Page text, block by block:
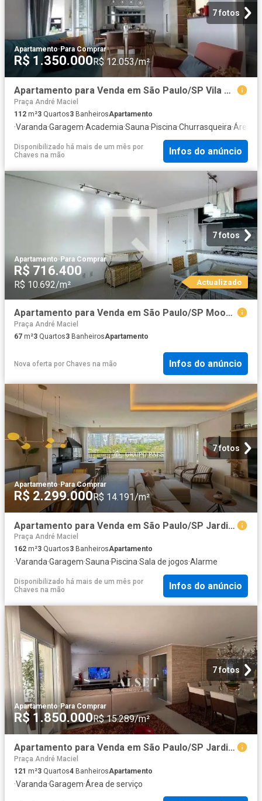
7 fotos
Apartamento· Para Comprar
R$ 1.350.000R$ 12.053/m²
Apartamento para Venda em São Paulo/SP Vila Regente Feijó 3 Quartos
Praça André Maciel
112 m²3 Quartos3 BanheirosApartamento
·Varanda·Garagem·Academia·Sauna·Piscina·Churrasqueira·Área
Disponibilizado há mais de um mês por
Chaves na mão
Infos do anúncio
7 fotos
Apartamento· Para Comprar
R$ 716.400
R$ 10.692/m² Actualizado
Apartamento para Venda em São Paulo/SP Mooca 3 Quartos
Praça André Maciel
67 m²3 Quartos3 BanheirosApartamento
Nova oferta por Chaves na mão Infos do anúncio
7 fotos
Apartamento·Para Comprar
R$ 2.299.000R$ 14.191/m²
Apartamento para Venda em São Paulo/SP Jardim Anália Franco 3 Quartos
Praça André Maciel
162 m²3 Quartos3 BanheirosApartamento
·Varanda·Garagem·Sauna·Piscina·Sala de jogos·Alarme
Disponibilizado há mais de um mês por
Chaves na mão
Infos do anúncio
7 fotos
Apartamento· Para Comprar
R$ 1.850.000R$ 15.289/m²
Apartamento para Venda em São Paulo/SP Jardim Anália Franco 3 Quartos
Praça André Maciel
121 m²3 Quartos4 BanheirosApartamento
·Varanda·Garagem·Área de serviço